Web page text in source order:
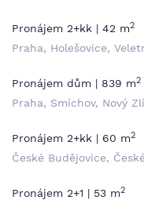
Pronájem 2+kk | 42 m2
Praha, Holešovice,
Pronájem dům | 839 m2
Praha, Smíchov, Nový
Pronájem 2+kk | 60 m2
České Budějovice,
Pronájem 2+1 | 53 m2